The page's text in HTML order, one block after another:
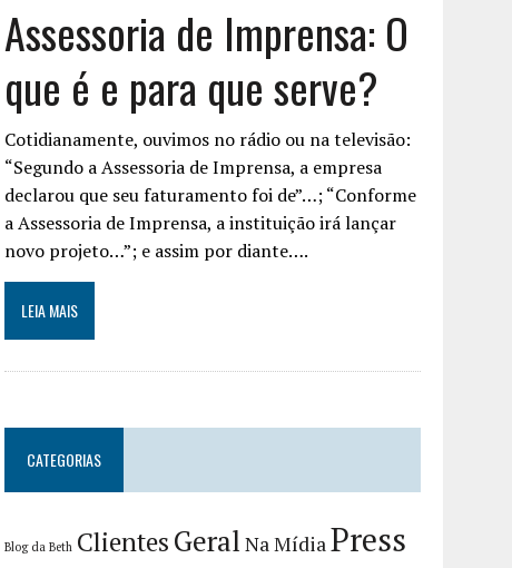
Assessoria de Imprensa: O
que é e para que serve?
Cotidianamente, ouvimos no rádio ou na televisão:
“Segundo a Assessoria de Imprensa, a empresa
declarou que seu faturamento foi de”…; “Conforme
a Assessoria de Imprensa, a instituição irá lançar
novo projeto…”; e assim por diante….
LEIA MAIS
CATEGORIAS
Blog da Beth ClientesGeral Na MídiaPress